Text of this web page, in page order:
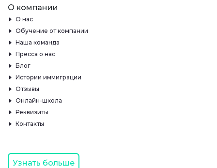
О компании
О нас
Обучение от компании
Наша команда
Пресса о нас
Блог
Истории иммиграции
Отзывы
Онлайн-школа
Реквизиты
Контакты
Узнать больше